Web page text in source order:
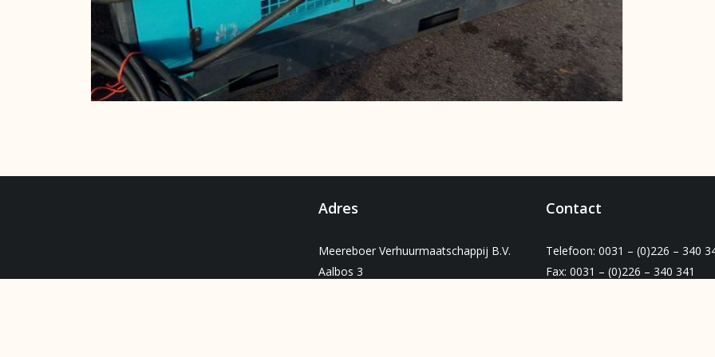
Adres
Meereboer Verhuurmaatschappij B.V.
Aalbos 3
Contact
Telefoon: 0031 – (0)226 – 340
Fax: 0031 – (0)226 – 340 341